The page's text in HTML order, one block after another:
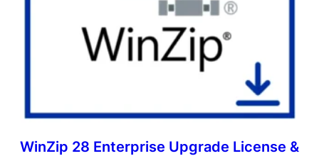
WinZip 28 Enterprise Upgrade License &